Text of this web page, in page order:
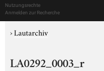
Nutzungsrechte
Anmelden zur Recherche
›Lautarchiv
LA0292_0003_r